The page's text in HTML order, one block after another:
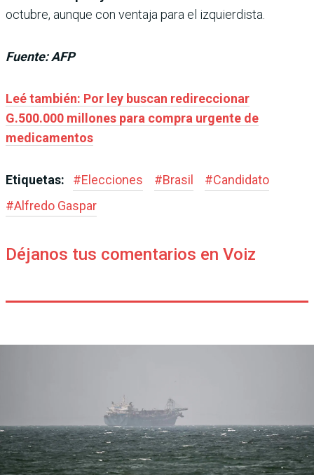
octubre, aunque con ventaja para el izquierdista.
Fuente: AFP
Leé también: Por ley buscan redireccionar
G.500.000 millones para compra urgente de
medicamentos
Etiquetas: #Elecciones #Brasil #Candidato
#Alfredo Gaspar
Déjanos tus comentarios en Voiz